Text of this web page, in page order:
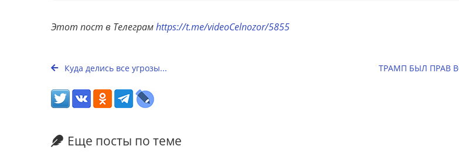
Этот пост в Телеграмhttps://t.me/videoCelnozor/5855
Куда делись все угрозы... ТРАМП БЫЛ ПРАВ
Еще посты по теме